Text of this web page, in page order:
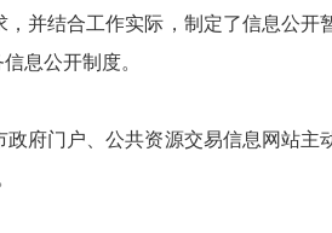
结合工作实际，制定了信息公开
息公开制度。
门户、公共资源交易信息网站主